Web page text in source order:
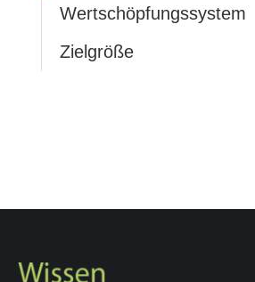
Wertschöpfungssystem
Zielgröße